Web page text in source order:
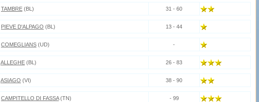
TAMBRE (BL) 31 - 60
PIEVE D'ALPAGO (BL) 13 - 44
COMEGLIANS (UD) -
ALLEGHE (BL) 26 - 83
ASIAGO (VI) 38 - 90
CAMPITELLO DI FASSA(TN) - 99